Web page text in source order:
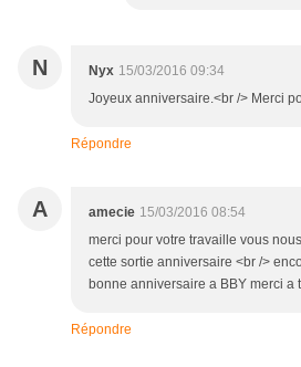
N Nyx 15/03/2016 09:34
Joyeux anniversaire.<br /> Merci
Répondre
A amecie 15/03/2016 08:54
merci pour votre travaille vous
cette sortie anniversaire <br />
bonne anniversaire a BBY merci a
Répondre